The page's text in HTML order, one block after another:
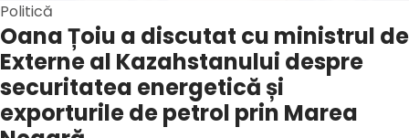
Politică
Oana Țoiu a discutat cu ministrul de
Externe al Kazahstanului despre
securitatea energetică și
exporturile de petrol prin Marea